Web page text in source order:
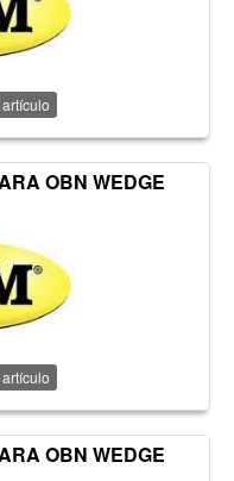
OBN WEDGE
OBN WEDGE